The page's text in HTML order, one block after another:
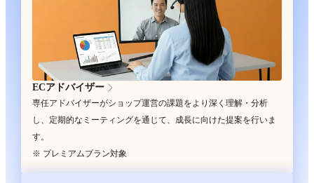
ECアドバイザー
専任アドバイザーがショップ運営の課題をより深く理解・分析
し、定期的なミーティングを通じて、成長に向けた提案を行いま
す。
※ プレミアムプラン対象